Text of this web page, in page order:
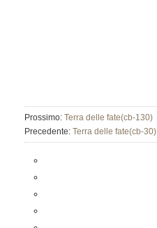
Prossimo: Terra delle fate(cb-130)
Precedente: Terra delle fate(cb-30)